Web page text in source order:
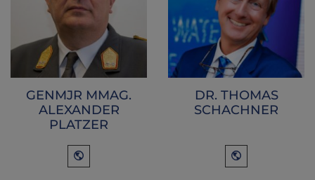
GENMJR MMAG.
ALEXANDER
PLATZER
DR. THOMAS
SCHACHNER